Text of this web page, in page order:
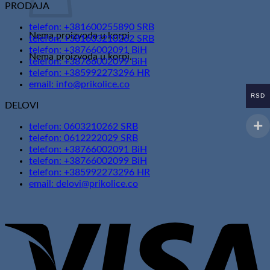
Nema proizvoda u korpi
Nema proizvoda u korpi.
PRODAJA
telefon: +381600255890 SRB
telefon: +381603210262 SRB
telefon: +38766002091 BiH
telefon: +38766002099 BiH
telefon: +385992273296 HR
email: info@prikolice.co
DELOVI
telefon: 0603210262 SRB
telefon: 0612222029 SRB
telefon: +38766002091 BiH
telefon: +38766002099 BiH
telefon: +385992273296 HR
email: delovi@prikolice.co
RSD